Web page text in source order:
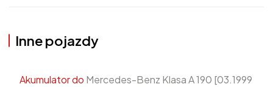
Inne pojazdy
Akumulator do Mercedes-Benz Klasa A 190 [03.1999